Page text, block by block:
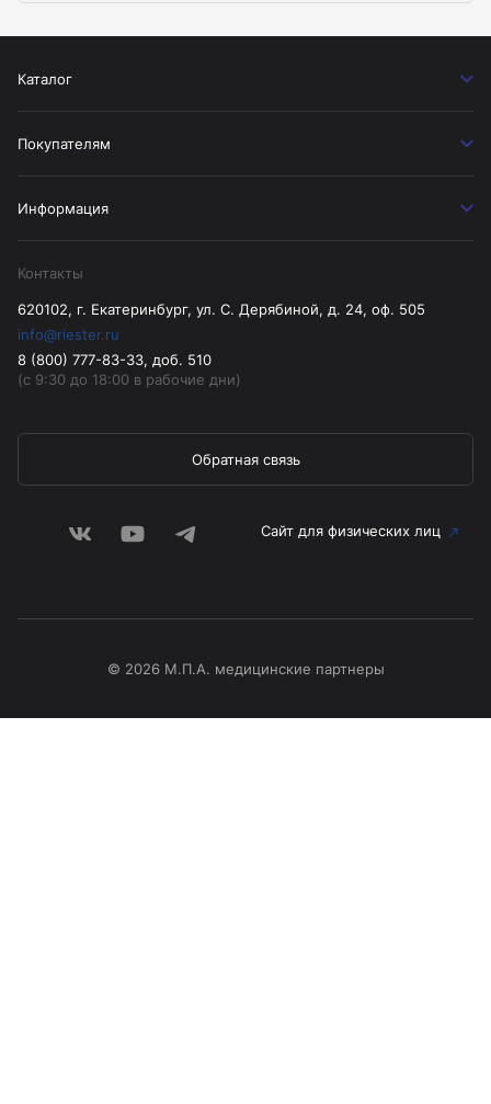
Каталог
Покупателям
Информация
Контакты
620102, г. Екатеринбург, ул. С. Дерябиной, д. 24, оф. 505
info@riester.ru
8 (800) 777-83-33, доб. 510
(с 9:30 до 18:00 в рабочие дни)
Обратная связь
Сайт для физических лиц
© 2026 М.П.А. медицинские партнеры